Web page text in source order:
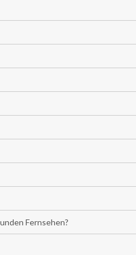
Fernsehen?